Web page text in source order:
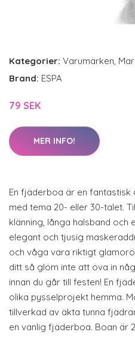
Kategorier: Varumärken,
Brand: ESPA
79 SEK
MER INFO!
En fjäderboa är en fantastisk
med tema 20- eller 30-talet.
klänning, långa halsband och
elegant och tjusig
och våga vara riktigt
ditt så glöm inte att öva in
innan du går till festen! En
olika pysselprojekt hemma.
tillverkad av äkta tunna
en vanlig fjäderboa. Boan är